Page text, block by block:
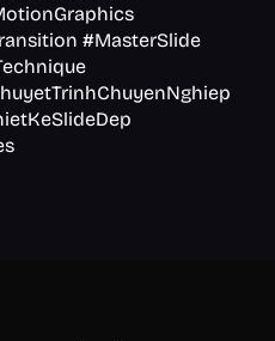
#MasterSlide